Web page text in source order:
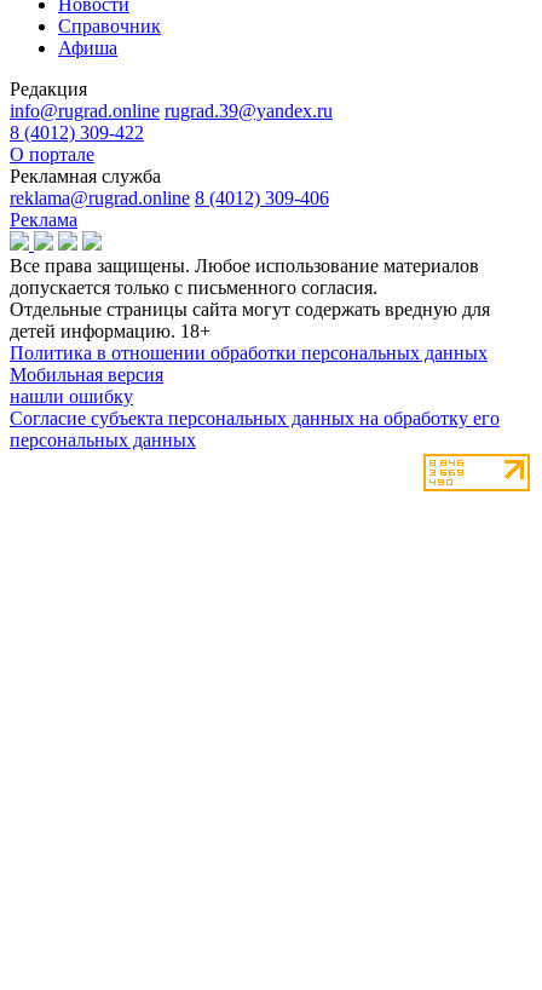
Справочник
Афиша
Редакция
info@rugrad.online rugrad.39@yandex.ru
8 (4012) 309-422
О портале
Рекламная служба
reklama@rugrad.online 8 (4012) 309-406
Реклама
Все права защищены. Любое использование материалов
допускается только с письменного согласия.
Отдельные страницы сайта могут содержать вредную для
детей информацию. 18+
Политика в отношении обработки персональных данных
Мобильная версия
нашли ошибку
Согласие субъекта персональных данных на обработку его
персональных данных